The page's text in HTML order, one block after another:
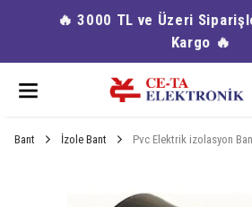
🔥 3000 TL ve Üzeri
Kargo 🔥
Bant İzole Bant Pvc Elektrik izolasyon